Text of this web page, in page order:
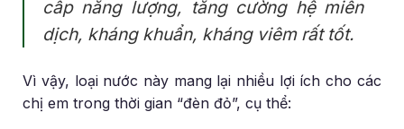
cấp năng lượng, tăng cường hệ miễn
dịch, kháng khuẩn, kháng viêm rất tốt.
Vì vậy, loại nước này mang lại nhiều lợi ích cho các
chị em trong thời gian “đèn đỏ”, cụ thể: